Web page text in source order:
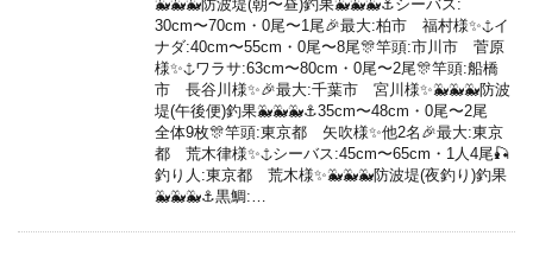
🐳🐳🐳防波堤(朝〜昼)釣果🐳🐳🐳⚓️シーバス:
30cm〜70cm・0尾〜1尾🎉最大:柏市 福村様✨⚓️イ
ナダ:40cm〜55cm・0尾〜8尾🎊竿頭:市川市 菅原
様✨⚓️ワラサ:63cm〜80cm・0尾〜2尾🎊竿頭:船橋
市 長谷川様✨🎉最大:千葉市 宮川様✨🐳🐳🐳防波
堤(午後便)釣果🐳🐳🐳⚓️35cm〜48cm・0尾〜2尾
全体9枚🎊竿頭:東京都 矢吹様✨他2名🎉最大:東京
都 荒木律様✨⚓️シーバス:45cm〜65cm・1人4尾🎣
釣り人:東京都 荒木様✨🐳🐳🐳防波堤(夜釣り)釣果
🐳🐳🐳⚓️黒鯛:…